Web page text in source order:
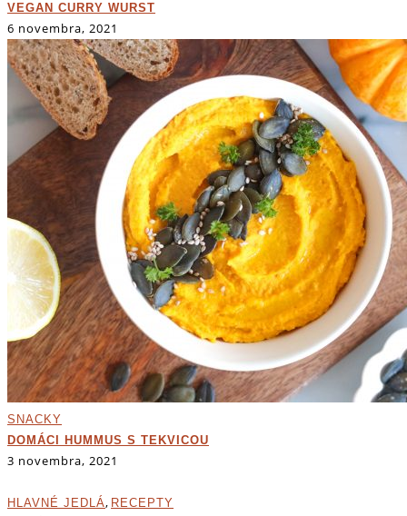
VEGAN CURRY WURST
6 novembra, 2021
SNACKY
DOMÁCI HUMMUS S TEKVICOU
3 novembra, 2021
HLAVNÉ JEDLÁ, RECEPTY